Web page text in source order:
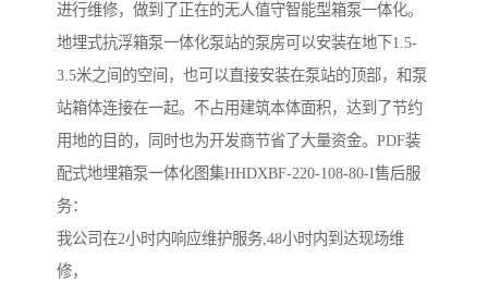
进行维修，做到了正在的无人值守智能型箱泵一体化。
地埋式抗浮箱泵一体化泵站的泵房可以安装在地下1.5-
3.5米之间的空间，也可以直接安装在泵站的顶部，和泵
站箱体连接在一起。不占用建筑本体面积，达到了节约
用地的目的，同时也为开发商节省了大量资金。PDF装
配式地埋箱泵一体化图集HHDXBF-220-108-80-I售后服
务：
我公司在2小时内响应维护服务,48小时内到达现场维
修，